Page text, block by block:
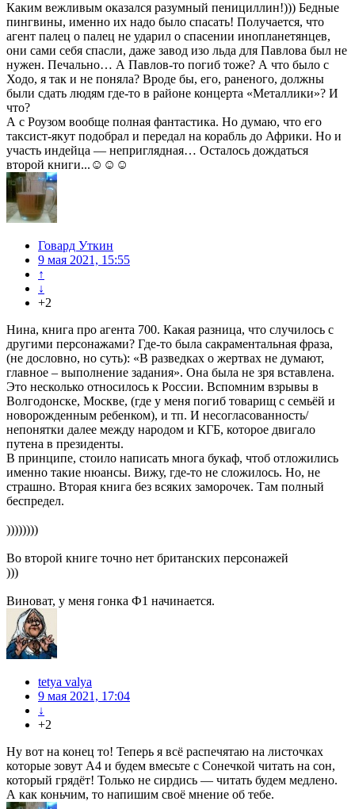
Каким вежливым оказался разумный пенициллин!))) Бедные
пингвины, именно их надо было спасать! Получается, что
агент палец о палец не ударил о спасении инопланетянцев,
они сами себя спасли, даже завод изо льда для Павлова был не
нужен. Печально… А Павлов-то погиб тоже? А что было с
Ходо, я так и не поняла? Вроде бы, его, раненого, должны
были сдать людям где-то в районе концерта «Металлики»? И
что?
А с Роузом вообще полная фантастика. Но думаю, что его
таксист-якут подобрал и передал на корабль до Африки. Но и
участь индейца — неприглядная… Осталось дождаться
второй книги...☺☺☺
Говард Уткин
9 мая 2021, 15:55
↑
↓
+2
Нина, книга про агента 700. Какая разница, что случилось с
другими персонажами? Где-то была сакраментальная фраза,
(не дословно, но суть): «В разведках о жертвах не думают,
главное – выполнение задания». Она была не зря вставлена.
Это несколько относилось к России. Вспомним взрывы в
Волгодонске, Москве, (где у меня погиб товарищ с семьёй и
новорожденным ребенком), и тп. И несогласованность/
непонятки далее между народом и КГБ, которое двигало
путена в президенты.
В принципе, стоило написать многа букаф, чтоб отложились
именно такие нюансы. Вижу, где-то не сложилось. Но, не
страшно. Вторая книга без всяких заморочек. Там полный
беспредел.
))))))))
Во второй книге точно нет британских персонажей
)))
Виноват, у меня гонка Ф1 начинается.
tetya valya
9 мая 2021, 17:04
↓
+2
Ну вот на конец то! Теперь я всё распечятаю на листочках
которые зовут А4 и будем вмесьте с Сонечкой читать на сон,
который грядёт! Только не сирдись — читать будем медлено.
А как коньчим, то напишим своё мнение об тебе.